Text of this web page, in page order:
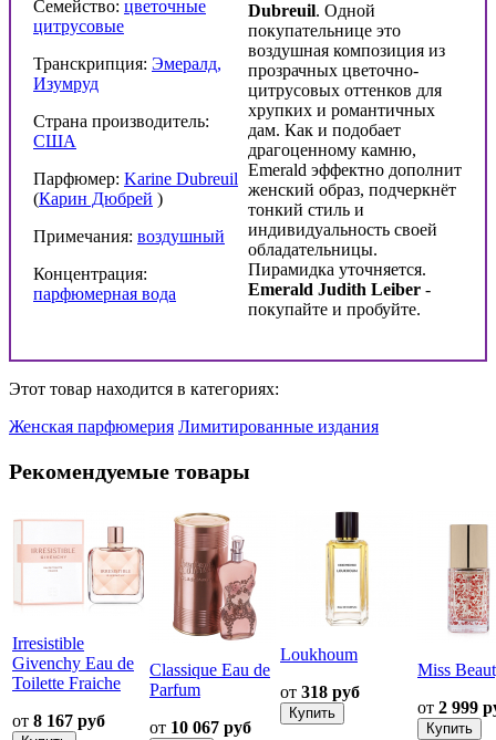
Семейство: цветочные
цитрусовые
Транскрипция: Эмералд,
Изумруд
Страна производитель:
США
Парфюмер: Karine Dubreuil
(Карин Дюбрей )
Примечания: воздушный
Концентрация:
парфюмерная вода
Dubreuil. Одной
покупательнице это
воздушная композиция из
прозрачных цветочно-
цитрусовых оттенков для
хрупких и романтичных
дам. Как и подобает
драгоценному камню,
Emerald эффектно дополнит
женский образ, подчеркнёт
тонкий стиль и
индивидуальность своей
обладательницы.
Пирамидка уточняется.
Emerald Judith Leiber -
покупайте и пробуйте.
Этот товар находится в категориях:
Женская парфюмерия Лимитированные издания
Рекомендуемые товары
Irresistible
Givenchy Eau de
Toilette Fraiche
от 8 167 руб
Classique Eau de
Parfum
от 10 067 руб
Loukhoum
от 318 руб
Miss
от 2 999